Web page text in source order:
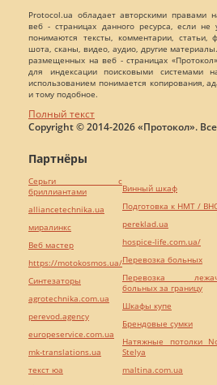
Protocol.ua обладает авторскими
веб - страницах данного ресурса, если
понимаются тексты, комментарии, статьи,
шота, сканы, видео, аудио, другие
размещенных на веб - страницах
для индексации поисковыми системами
использованием понимается копирования,
и тому подобное.
Полный текст
Copyright © 2014-2026 «Протокол».
Партнёры
Серьги с
бриллиантами
alliancetechnika.ua
миралинкс
Веб мастер
https://motokosmos.ua/
Синтезаторы
agrotechnika.com.ua
perevod.agency
europeservice.com.ua
mk-translations.ua
текст юа
Винный шкаф
Подготовка к НМТ /
pereklad.ua
hospice-life.com.ua/
Перевозка больных
Перевозка
больных за границу
Шкафы купе
Брендовые сумки
Натяжные потолки
Stelya
maltina.com.ua